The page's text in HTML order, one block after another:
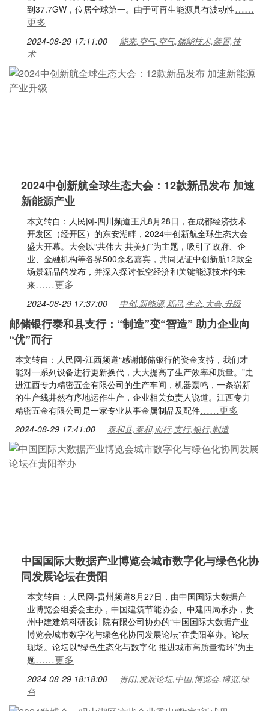
到37.7GW，位居全球第一。由于可再生能源具有波动性……
更多
2024-08-29 17:11:00
能来,空气,空气,储能技术,装置,技
术
2024中创新航全球生态大会：12款新品发布 加速
新能源产业
本文转自：人民网-四川频道王凡8月28日，在成都经济技术
开发区（经开区）的东安湖畔，2024中创新航全球生态大会
盛大开幕。大会以“共伟大 共美好”为主题，吸引了政府、企
业、金融机构等各界500余名嘉宾，共同见证中创新航12款全
场景新品的发布，并深入探讨低空经济和关键能源技术的未
来……更多
2024-08-29 17:37:00 中创,新能源,新品,生态,大会,升级
邮储银行泰和县支行：“制造”变“智造” 助力企业向
“优”而行
本文转自：人民网-江西频道“感谢邮储银行的资金支持，我们才
能对一系列设备进行更新换代，大大提高了生产效率和质量。”走
进江西专力精密五金有限公司的生产车间，机器轰鸣，一条崭新
的生产线井然有序地运作生产，企业相关负责人说道。江西专力
精密五金有限公司是一家专业从事金属制品及配件……更多
2024-08-29 17:41:00 泰和县,泰和,而行,支行,银行,制造
中国国际大数据产业博览会城市数字化与绿色化协
同发展论坛在贵阳
本文转自：人民网-贵州频道8月27日，由中国国际大数据产
业博览会组委会主办，中国建筑节能协会、中建四局承办，贵
州中建建筑科研设计院有限公司协办的“中国国际大数据产业
博览会城市数字化与绿色化协同发展论坛”在贵阳举办。论坛
现场。论坛以“绿色生态化与数字化 推进城市高质量循环”为主
题……更多
2024-08-29 18:18:00
贵阳,发展论坛,中国,博览会,博览,绿
色